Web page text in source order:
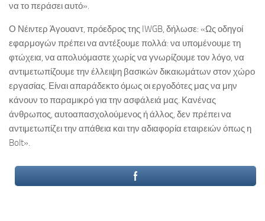
να το περάσει αυτό».
Ο Νέιντερ Άγουαντ, πρόεδρος της IWGB, δήλωσε: «Ως οδηγοί
εφαρμογών πρέπει να αντέξουμε πολλά: να υπομένουμε τη
φτώχεια, να απολυόμαστε χωρίς να γνωρίζουμε τον λόγο, να
αντιμετωπίζουμε την έλλειψη βασικών δικαιωμάτων στον χώρο
εργασίας. Είναι απαράδεκτο όμως οι εργοδότες μας να μην
κάνουν το παραμικρό για την ασφάλειά μας. Κανένας
άνθρωπος, αυτοαπασχολούμενος ή άλλος, δεν πρέπει να
αντιμετωπίζει την απάθεια και την αδιαφορία εταιρειών όπως η
Bolt».